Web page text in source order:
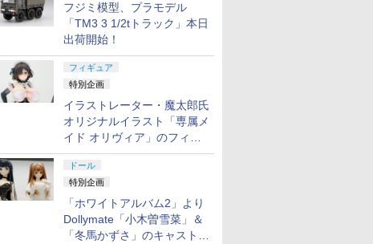
フジミ模型、プラモデル
「TM3 3 1/2tトラック」本日
出荷開始！
フィギュア
特別企画
イラストレーター・魔太郎氏
オリジナルイラスト「専属メ
イド オリヴィア」のフィギ
ュア彩色原型が東京フィギュ
アギャラリーにて展示中
ドール
特別企画
「ホワイトアルバム2」より
Dollymate「小木曽雪菜」＆
「冬馬かずさ」のキャストド